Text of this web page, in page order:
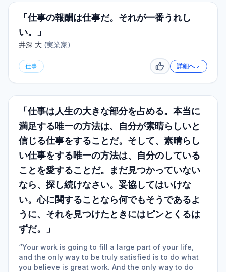
「仕事の報酬は仕事だ。それが一番うれし
い。」
井深 大 (実業家)
仕事 いいね詳細へ
「仕事は人生の大きな部分を占める。本当に
満足する唯一の方法は、自分が素晴らしいと
信じる仕事をすることだ。そして、素晴らし
い仕事をする唯一の方法は、自分のしている
ことを愛することだ。まだ見つかっていない
なら、探し続けなさい。妥協してはいけな
い。心に関することなら何でもそうであるよ
うに、それを見つけたときにはピンとくるは
ずだ。」
“Your work is going to fill a large part of your life,
and the only way to be truly satisfied is to do what
you believe is great work. And the only way to do